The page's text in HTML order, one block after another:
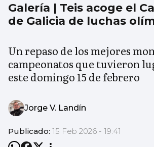
Galería | Teis acoge el
de Galicia de luchas
Un repaso de los mejores
campeonatos que tuvieron
este domingo 15 de febrero
Jorge V. Landín
Publicado: 15 Feb 2026 - 19:41